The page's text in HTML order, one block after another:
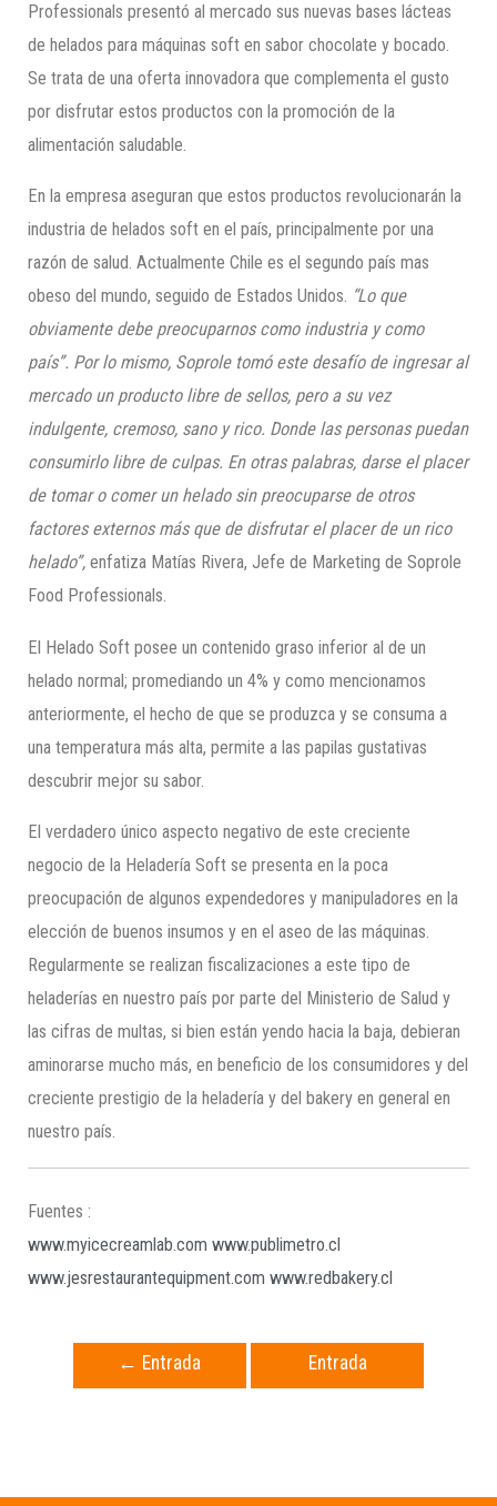
Professionals presentó al mercado sus nuevas bases lácteas
de helados para máquinas soft en sabor chocolate y bocado.
Se trata de una oferta innovadora que complementa el gusto
por disfrutar estos productos con la promoción de la
alimentación saludable.
En la empresa aseguran que estos productos revolucionarán la
industria de helados soft en el país, principalmente por una
razón de salud. Actualmente Chile es el segundo país mas
obeso del mundo, seguido de Estados Unidos. “Lo que
obviamente debe preocuparnos como industria y como
país”. Por lomismo, Soprole tomó este desafío de ingresar al
mercado un producto libre de sellos, pero a su vez
indulgente, cremoso, sano y rico. Donde las personas puedan
consumirlo libre de culpas. En otras palabras, darse el placer
de tomar o comer un helado sin preocuparse de otros
factores externos más que de disfrutar el placer de un rico
helado”, enfatiza Matías Rivera, Jefe de Marketing de Soprole
Food Professionals.
El Helado Soft posee un contenido graso inferior al de un
helado normal; promediando un 4% y como mencionamos
anteriormente, el hecho de que se produzca y se consuma a
una temperatura más alta, permite a las papilas gustativas
descubrir mejor su sabor.
El verdadero único aspecto negativo de este creciente
negocio de la Heladería Soft se presenta en la poca
preocupación de algunos expendedores y manipuladores en la
elección de buenos insumos y en el aseo de las máquinas.
Regularmente se realizan fiscalizaciones a este tipo de
heladerías en nuestro país por parte del Ministerio de Salud y
las cifras de multas, si bien están yendo hacia la baja, debieran
aminorarse mucho más, en beneficio de los consumidores y del
creciente prestigio de la heladería y del bakery en general en
nuestro país.
Fuentes :
www.myicecreamlab.com www.publimetro.cl
www.jesrestaurantequipment.com www.redbakery.cl
← Entrada
Entrada